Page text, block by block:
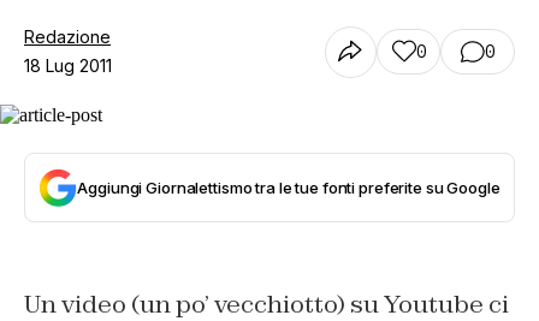
Chi siamo
Contatti
Redazione
18 Lug 2011
0 0
Aggiungi Giornalettismo tra le tue fonti preferite su Google
Un video (un po’ vecchiotto) su Youtube ci